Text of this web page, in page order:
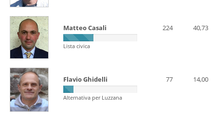
Matteo Casali
Lista civica
224 40,73
Flavio Ghidelli
Alternativa per Luzzana
77 14,00